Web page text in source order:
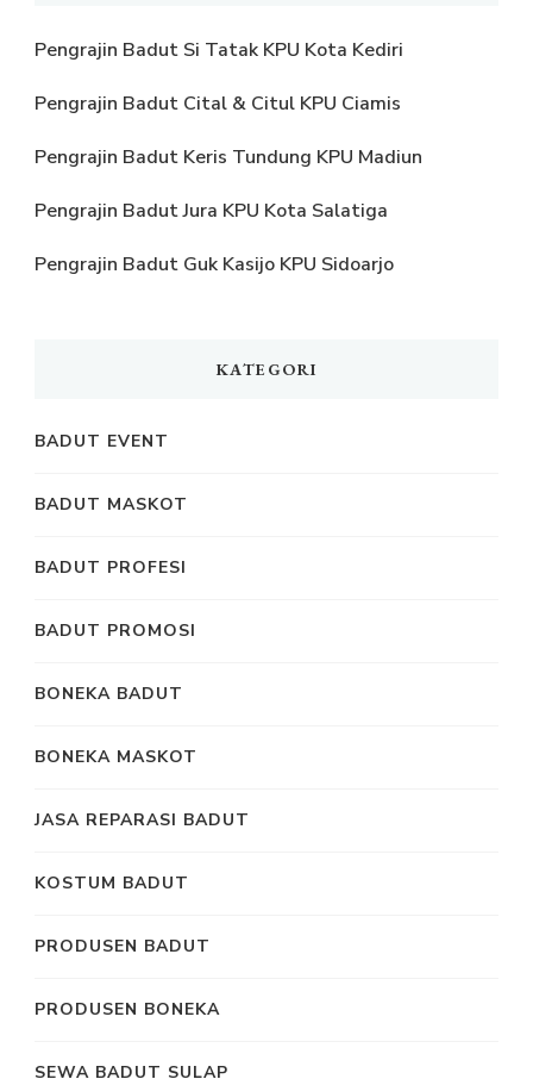
Pengrajin Badut Si Tatak KPU Kota Kediri
Pengrajin Badut Cital & Citul KPU Ciamis
Pengrajin Badut Keris Tundung KPU Madiun
Pengrajin Badut Jura KPU Kota Salatiga
Pengrajin Badut Guk Kasijo KPU Sidoarjo
KATEGORI
BADUT EVENT
BADUT MASKOT
BADUT PROFESI
BADUT PROMOSI
BONEKA BADUT
BONEKA MASKOT
JASA REPARASI BADUT
KOSTUM BADUT
PRODUSEN BADUT
PRODUSEN BONEKA
SEWA BADUT SULAP